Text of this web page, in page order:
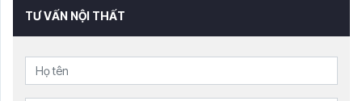
TƯ VẤN NỘI THẤT